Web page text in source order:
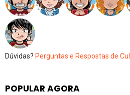
Dúvidas? Perguntas e Respostas de
POPULAR AGORA